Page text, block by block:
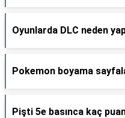
Oyunlarda DLC neden
Pokemon boyama
Pişti 5e basınca kaç